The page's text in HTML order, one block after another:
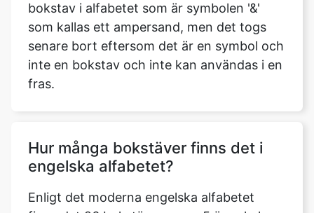
bokstav i alfabetet som är symbolen '&'
som kallas ett ampersand, men det togs
senare bort eftersom det är en symbol och
inte en bokstav och inte kan användas i en
fras.
Hur många bokstäver finns det i
engelska alfabetet?
Enligt det moderna engelska alfabetet